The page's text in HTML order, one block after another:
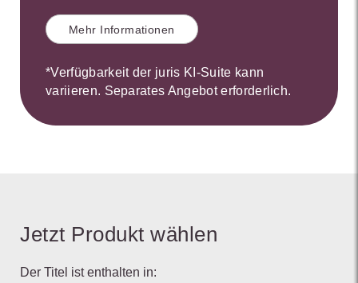
Mehr Informationen
*Verfügbarkeit der juris KI-Suite kann
variieren. Separates Angebot erforderlich.
Jetzt Produkt wählen
Der Titel ist enthalten in: